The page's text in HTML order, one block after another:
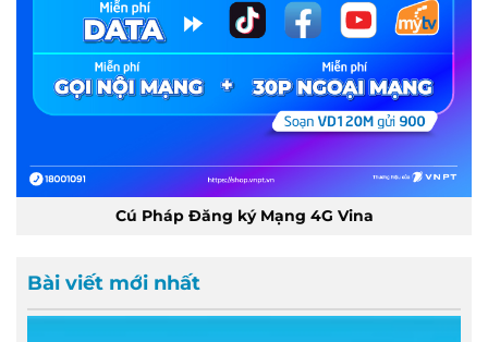
Cú Pháp Đăng ký Mạng 4G Vina
Bài viết mới nhất